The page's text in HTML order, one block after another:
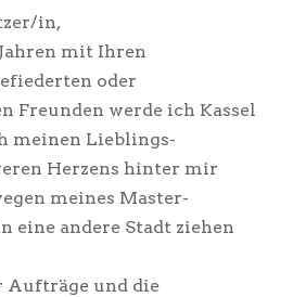
in,
mit Ihren
oder
Freunden werde ich Kassel
meinen Lieblings-
Herzens hinter mir
meines Master-
eine andere Stadt ziehen
Aufträge und die